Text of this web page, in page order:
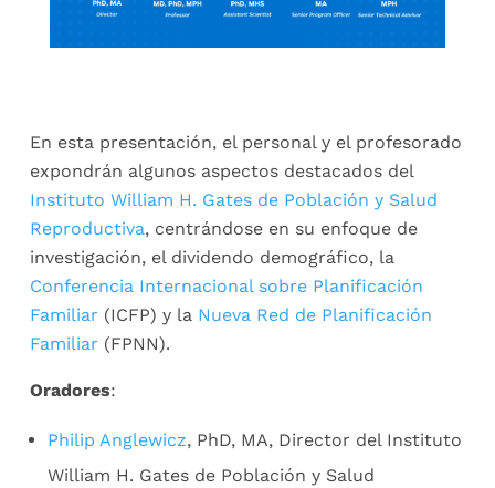
En esta presentación, el personal y el profesorado
expondrán algunos aspectos destacados del
Instituto William H. Gates de Población y Salud
Reproductiva, centrándose en su enfoque de
investigación, el dividendo demográfico, la
Conferencia Internacional sobre Planificación
Familiar (ICFP) y la Nueva Red de Planificación
Familiar (FPNN).
Oradores:
Philip Anglewicz, PhD, MA, Director del Instituto
William H. Gates de Población y Salud